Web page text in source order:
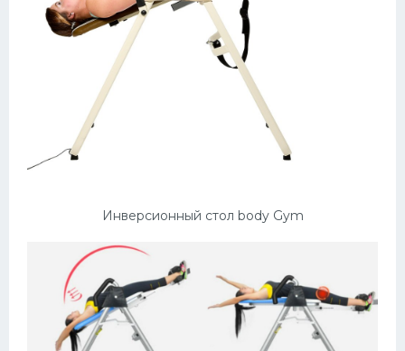
Инверсионный стол body Gym